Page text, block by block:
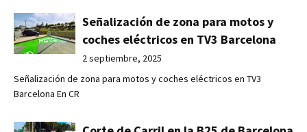
Señalización de zona para motos y
coches eléctricos en TV3 Barcelona
2 septiembre, 2025
Señalización de zona para motos y coches eléctricos en TV3
Barcelona En CR